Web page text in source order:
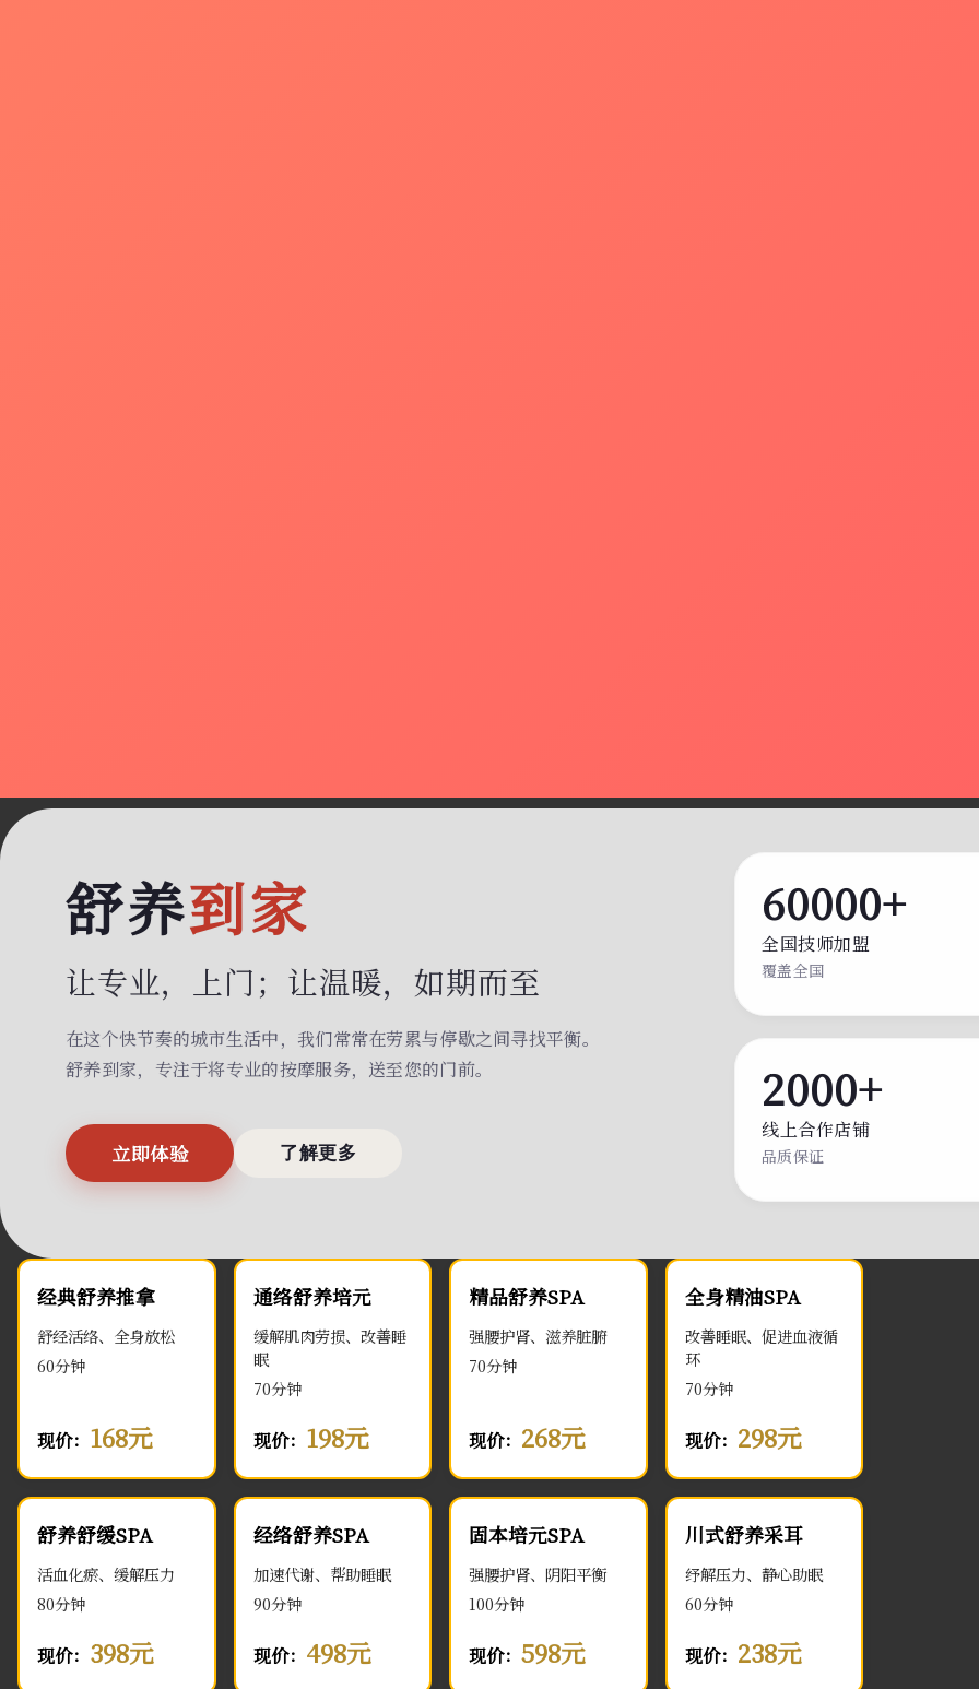
舒养到家
让专业，上门； 让温暖，如期而至
在这个快节奏的城市生活中，我们常常在劳累与停歇之间寻找平衡。
舒养到家，专注于将专业的按摩服务，送至您的门前。
立即体验 了解更多
60000+
全国技师加盟
覆盖全国
2000+
线上合作店铺
品质保证
经典舒养推拿
舒经活络、全身放松
60分钟
现价： 168元
通络舒养培元
缓解肌肉劳损、改善睡
眠
70分钟
现价： 198元
精品舒养SPA
强腰护肾、滋养脏腑
70分钟
现价： 268元
全身精油SPA
改善睡眠、促进血液循
环
70分钟
现价： 298元
舒养舒缓SPA
活血化瘀、缓解压力
80分钟
现价： 398元
经络舒养SPA
加速代谢、帮助睡眠
90分钟
现价： 498元
固本培元SPA
强腰护肾、阴阳平衡
100分钟
现价：598元
川式舒养采耳
纾解压力、静心助眠
60分钟
现价： 238元